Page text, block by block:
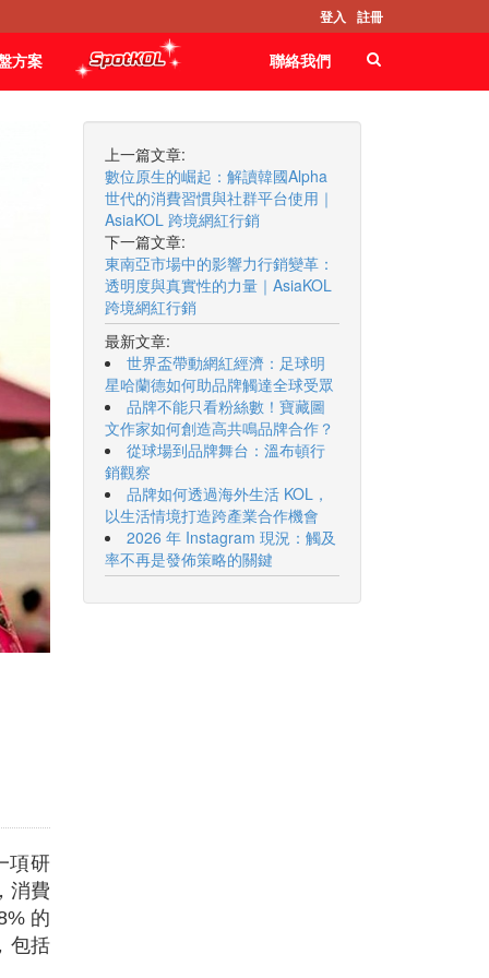
登入 註冊
方案 聯絡我們
項研
消費
的
包括
上一篇文章:
數位原生的崛起：解讀韓國Alpha
世代的消費習慣與社群平台使用｜
AsiaKOL 跨境網紅行銷
下一篇文章:
東南亞市場中的影響力行銷變革：
透明度與真實性的力量｜AsiaKOL
跨境網紅行銷
最新文章:
世界盃帶動網紅經濟：足球明
星哈蘭德如何助品牌觸達全球受眾
品牌不能只看粉絲數！寶藏圖
文作家如何創造高共鳴品牌合作？
從球場到品牌舞台：溫布頓行
銷觀察
品牌如何透過海外生活 KOL，
以生活情境打造跨產業合作機會
2026 年 Instagram 現況：觸及
率不再是發佈策略的關鍵